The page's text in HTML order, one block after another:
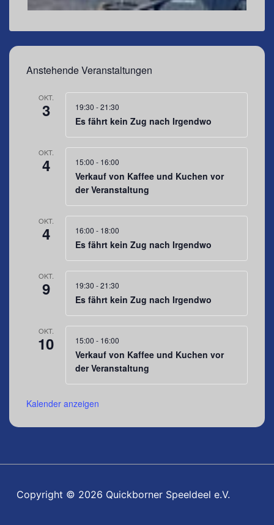
Anstehende Veranstaltungen
OKT.
3 19:30 -21:30
Es fährt kein Zug nach Irgendwo
OKT.
4 15:00 - 16:00
Verkauf von Kaffee und Kuchen vor
der Veranstaltung
OKT.
4 16:00 - 18:00
Es fährt kein Zug nach Irgendwo
OKT.
9 19:30 -21:30
Es fährt kein Zug nach Irgendwo
OKT.
10 15:00 - 16:00
Verkauf von Kaffee und Kuchen vor
der Veranstaltung
Kalender anzeigen
Copyright © 2026 Quickborner Speeldeel e.V.